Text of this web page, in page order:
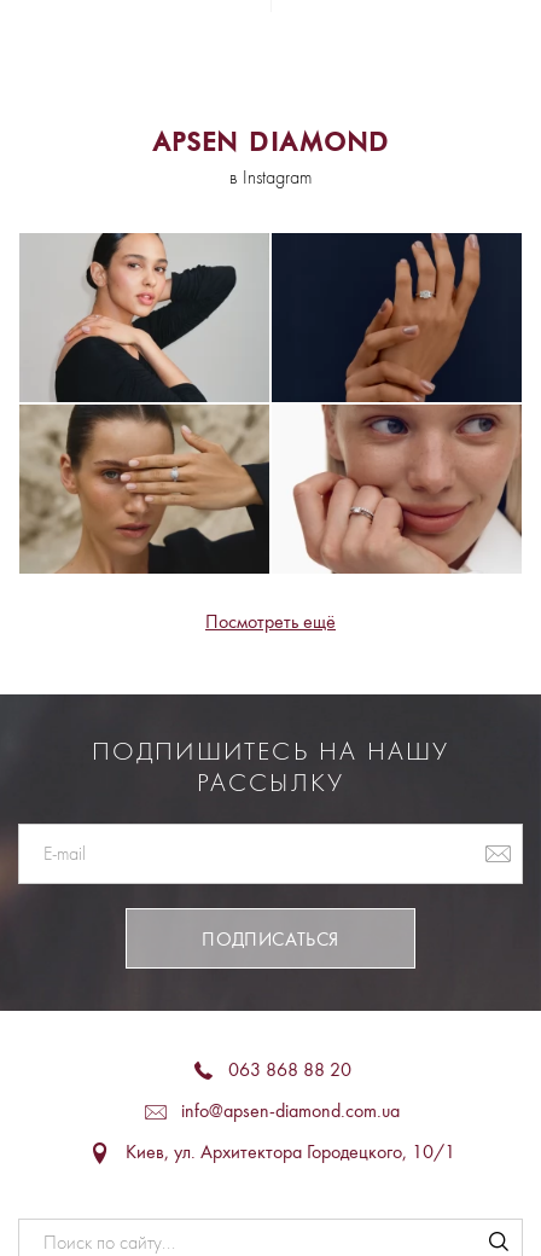
APSEN DIAMOND
в Instagram
Посмотреть ещё
ПОДПИШИТЕСЬ НА НАШУ
РАССЫЛКУ
ПОДПИСАТЬСЯ
063 868 88 20
info@apsen-diamond.com.ua
Киев, ул. Архитектора Городецкого, 10/1